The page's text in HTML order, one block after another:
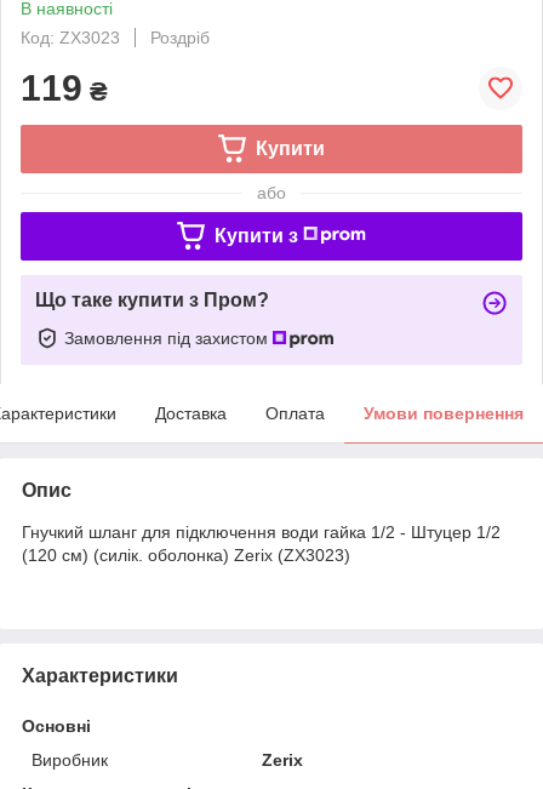
В наявності
Код: ZX3023
Роздріб
119 ₴
Купити
або
Купити з
Що таке купити з Пром?
Замовлення під захистом
Доставка Оплата Умови повернення
Опис
Гнучкий шланг для підключення води гайка 1/2 - Штуцер 1/2
(120 см) (силік. оболонка) Zerix (ZX3023)
Характеристики
Основні
Виробник
Zerix